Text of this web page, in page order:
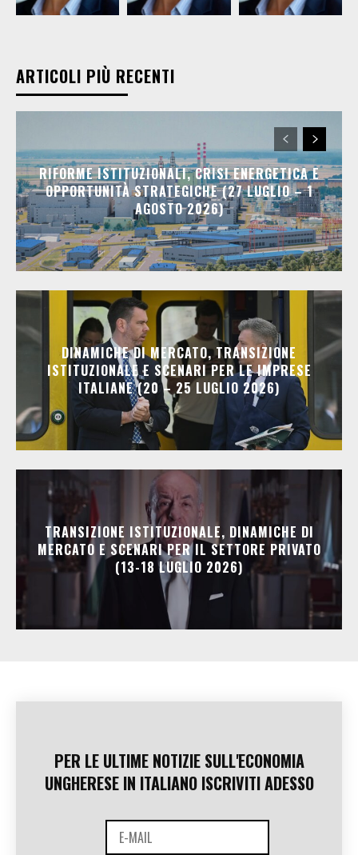
ARTICOLI PIÙ RECENTI
RIFORME ISTITUZIONALI, CRISI ENERGETICA E
OPPORTUNITÀ STRATEGICHE (27 LUGLIO – 1
AGOSTO 2026)
DINAMICHE DI MERCATO, TRANSIZIONE
ISTITUZIONALE E SCENARI PER LE IMPRESE
ITALIANE (20 – 25 LUGLIO 2026)
TRANSIZIONE ISTITUZIONALE, DINAMICHE DI
MERCATO E SCENARI PER IL SETTORE PRIVATO
(13-18 LUGLIO 2026)
PER LE ULTIME NOTIZIE SULL'ECONOMIA
UNGHERESE IN ITALIANO ISCRIVITI ADESSO